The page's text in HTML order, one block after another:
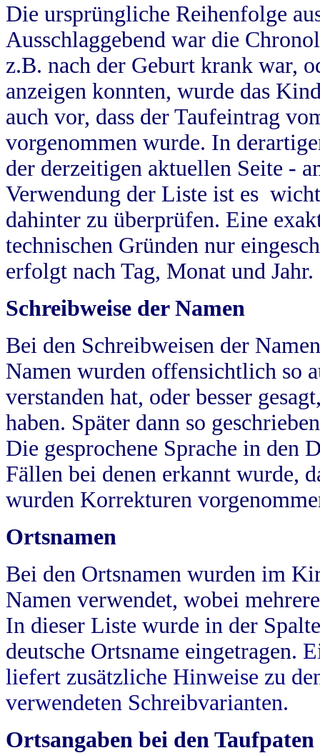
Die ursprüngliche Reihenfolge
Ausschlaggebend war die
z.B. nach der Geburt krank war,
anzeigen konnten, wurde das
auch vor, dass der Taufeintrag
vorgenommen wurde. In
der derzeitigen aktuellen Seite -
Verwendung der Liste ist es
dahinter zu überprüfen. Eine
technischen Gründen nur
erfolgt nach Tag, Monat und Jahr.
Schreibweise der Namen
Bei den Schreibweisen der
Namen wurden offensichtlich so
verstanden hat, oder besser
haben. Später dann so
Die gesprochene Sprache in
Fällen bei denen erkannt wurde,
wurden Korrekturen
Ortsnamen
Bei den Ortsnamen wurden im
Namen verwendet, wobei
In dieser Liste wurde in der
deutsche Ortsname eingetragen.
liefert zusätzliche Hinweise zu
verwendeten Schreibvarianten.
Ortsangaben bei den Taufpaten